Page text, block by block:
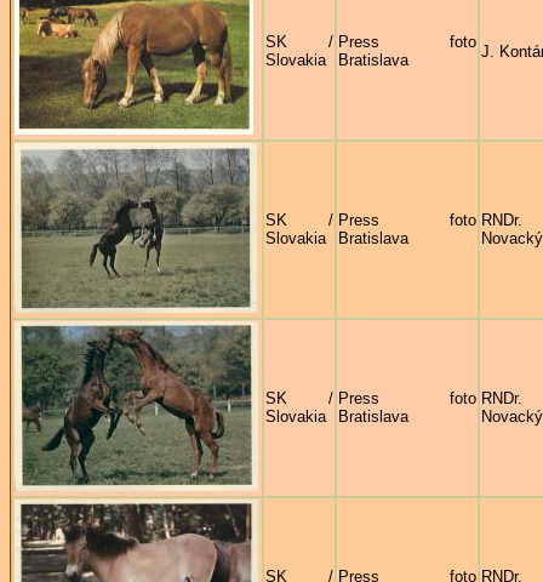
SK /
Slovakia
Press foto
Bratislava
J.
SK /
Slovakia
Press foto
Bratislava
Novacký
SK /
Slovakia
Press foto
Bratislava
Novacký
SK / Press foto